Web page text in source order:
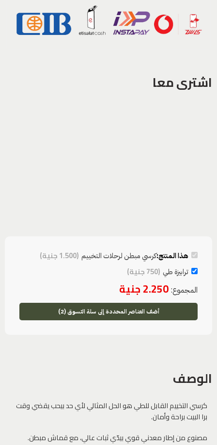
اشترى معا
هذا المنتج:كرسي مبطن لرحلات التخييم (
1.500جنية)
ترابيزة طي (
750جنية)
المجموع: 2.250جنية
أضف العناصر المحددة إلى سلة التسوق (2)
الوصف
كرسي التخييم القابل للطي هو الحل المثالي لأي حد بيحب يقضي وقت
برا البيت براحة وأمان.
مصنوع من إطار معدني قوي بيدّي ثبات عالي، مع قماش مبطن.